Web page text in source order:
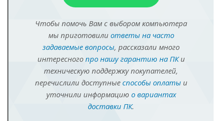
Чтобы помочь Вам с выбором компьютера
мы приготовили ответы на часто
задаваемые вопросы, рассказали много
интересного про нашу гарантию на ПКи
техническую поддержку покупателей,
перечислили доступные способы оплатыи
уточнили информацию о вариантах
доставки ПК.